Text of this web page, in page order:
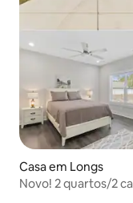
Casa em Longs
Novo! 2 quartos/2